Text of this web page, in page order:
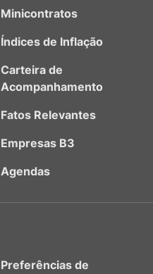
Minicontratos
Índices de Inflação
Carteira de
Acompanhamento
Fatos Relevantes
Empresas B3
Agendas
Preferências de